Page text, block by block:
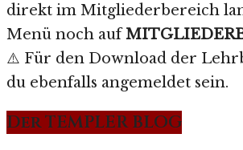
direkt im Mitgliederbereich
Menü noch auf
⚠️ Für den Download der
du ebenfalls angemeldet sein.
Der TEMPLER BLOG